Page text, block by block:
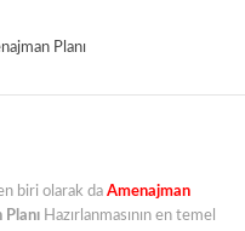
Planı
biri olarak da Amenajman
Hazırlanmasının en temel